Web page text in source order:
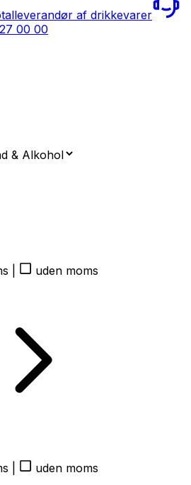
af drikkevarer
00 00
& Alkohol
uden moms
uden moms